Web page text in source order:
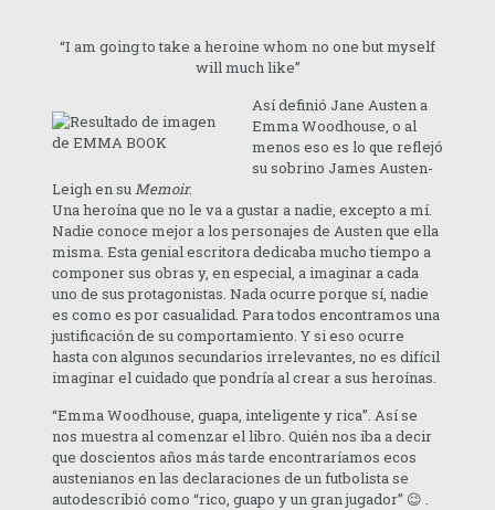
“I am going to take a heroine whom no one but myself
will much like”
Así definió Jane Austen a
Emma Woodhouse, o al
menos eso es lo que reflejó
su sobrino James Austen-
Leigh en suMemoir.
Una heroína que no le va a gustar a nadie, excepto a mí.
Nadie conoce mejor a los personajes de Austen que ella
misma. Esta genial escritora dedicaba mucho tiempo a
componer sus obras y, en especial, a imaginar a cada
uno de sus protagonistas. Nada ocurre porque sí, nadie
es como es por casualidad. Para todos encontramos una
justificación de su comportamiento. Y si eso ocurre
hasta con algunos secundarios irrelevantes, no es difícil
imaginar el cuidado que pondría al crear a sus heroínas.
“Emma Woodhouse, guapa, inteligente y rica”. Así se
nos muestra al comenzar el libro. Quién nos iba a decir
que doscientos años más tarde encontraríamos ecos
austenianos en las declaraciones de un futbolista se
autodescribió como “rico, guapo y un gran jugador” 😉 .